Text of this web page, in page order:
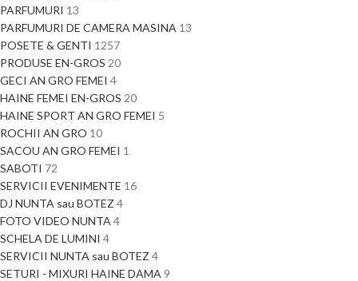
PARFUMURI 13
PARFUMURI DE CAMERA MASINA 13
POSETE & GENTI 1257
PRODUSE EN-GROS 20
GECI AN GRO FEMEI 4
HAINE FEMEI EN-GROS 20
HAINE SPORT AN GRO FEMEI 5
ROCHII AN GRO 10
SACOU AN GRO FEMEI 1
SABOTI 72
SERVICII EVENIMENTE 16
DJ NUNTA sau BOTEZ 4
FOTO VIDEO NUNTA 4
SCHELA DE LUMINI 4
SERVICII NUNTA sau BOTEZ 4
SETURI - MIXURI HAINE DAMA 9